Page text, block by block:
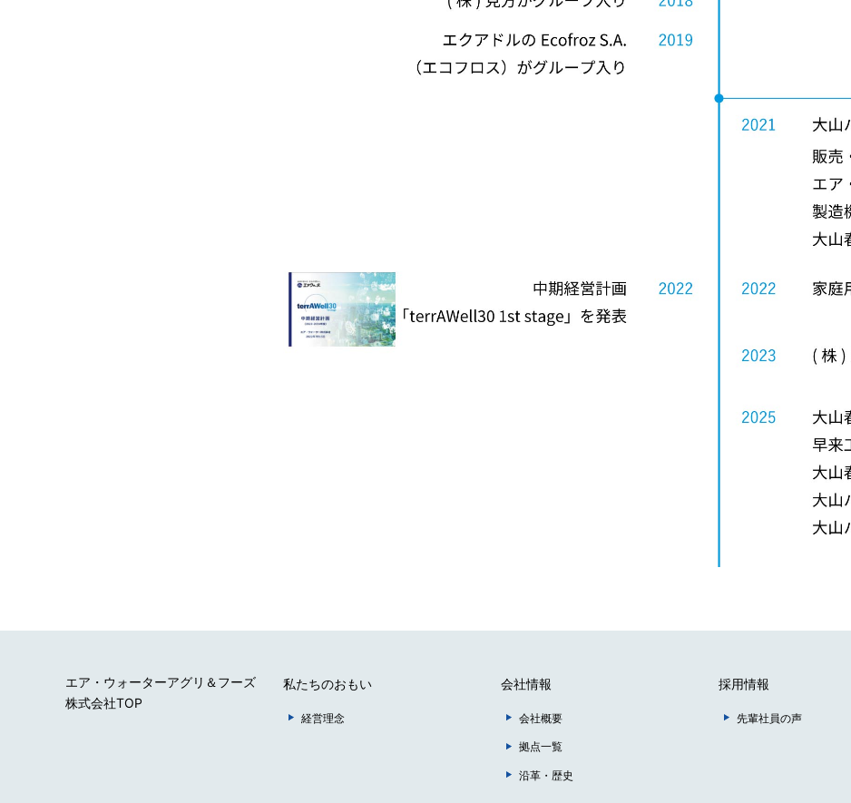
エア・ウォーターアグリ＆フーズ
株式会社TOP
私たちのおもい
経営理念
会社情報
会社概要
拠点一覧
沿革・歴史
採用情報
先輩社員の声